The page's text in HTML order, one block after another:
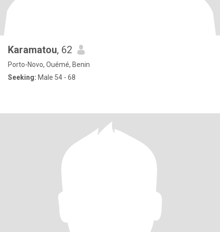
Karamatou, 62
Porto-Novo, Ouémé, Benin
Seeking: Male 54 - 68